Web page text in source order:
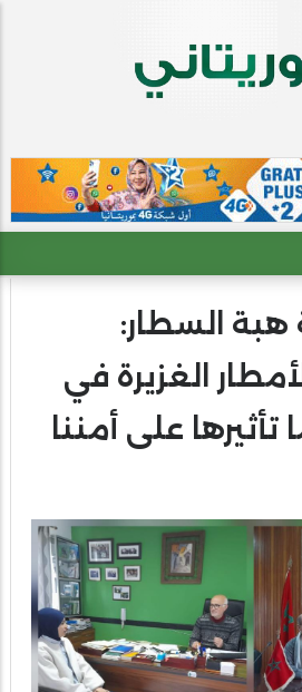
هبة السطار:
الغزيرة في
على أمننا